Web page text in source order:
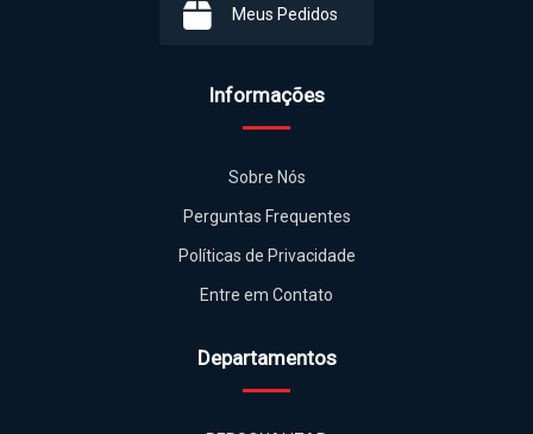
Meus Pedidos
Informações
Sobre Nós
Perguntas Frequentes
Políticas de Privacidade
Entre em Contato
Departamentos